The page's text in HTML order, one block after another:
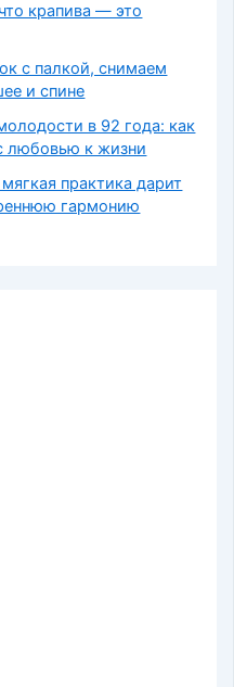
крапива — это
с палкой, снимаем
и спине
в 92 года: как
любовью к жизни
практика дарит
гармонию